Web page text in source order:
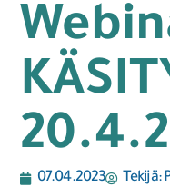
07.04.2023 Tekijä: